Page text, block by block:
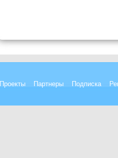
Проекты Партнеры Подписка